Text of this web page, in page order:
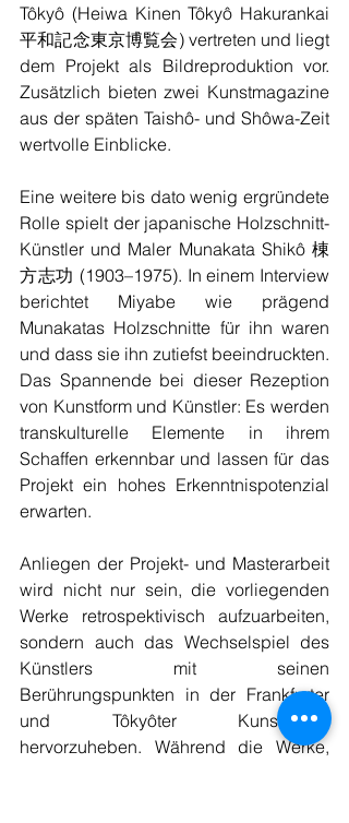
Tôkyô (Heiwa Kinen Tôkyô Hakurankai
平和記念東京博覧会) vertreten und liegt
dem Projekt als Bildreproduktion vor.
Zusätzlich bieten zwei Kunstmagazine
aus der späten Taishô- und Shôwa-Zeit
wertvolle Einblicke.
Eine weitere bis dato wenig ergründete
Rolle spielt der japanische Holzschnitt-
Künstler und Maler Munakata Shikô 棟
方志功 (1903–1975). In einem Interview
berichtet Miyabe wie prägend
Munakatas Holzschnitte für ihn waren
und dass sie ihn zutiefst beeindruckten.
Das Spannende bei dieser Rezeption
von Kunstform und Künstler: Es werden
transkulturelle Elemente in ihrem
Schaffen erkennbar und lassen für das
Projekt ein hohes Erkenntnispotenzial
erwarten.
Anliegen der Projekt- und Masterarbeit
wird nicht nur sein, die vorliegenden
Werke retrospektivisch aufzuarbeiten,
sondern auch das Wechselspiel des
Künstlers mit seinen
Berührungspunkten in der Frankfurter
und Tôkyôter Kunstszene
hervorzuheben. Während die Werke,